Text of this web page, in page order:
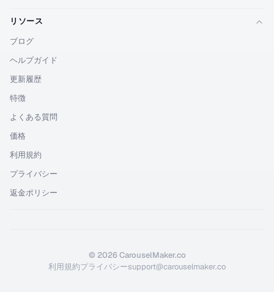
リソース
ブログ
ヘルプガイド
更新履歴
特徴
よくある質問
価格
利用規約
プライバシー
返金ポリシー
© 2026CarouselMaker.co
利用規約プライバシーsupport@carouselmaker.co